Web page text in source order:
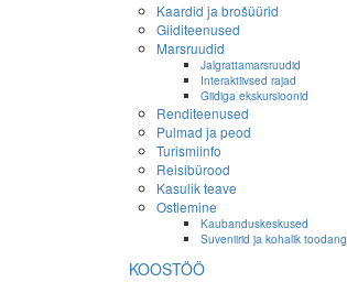
Kaardid ja brošüürid
Giiditeenused
Marsruudid
Jalgrattamarsruudid
Interaktiivsed rajad
Giidiga ekskursioonid
Renditeenused
Pulmad ja peod
Turismiinfo
Reisibürood
Kasulik teave
Ostlemine
Kaubanduskeskused
Suveniirid ja kohalik toodang
KOOSTÖÖ